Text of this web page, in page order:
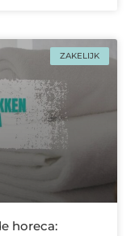
ZAKELIJK
horeca: